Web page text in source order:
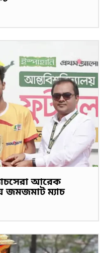
আরেক
জমজমাট ম্যাচ